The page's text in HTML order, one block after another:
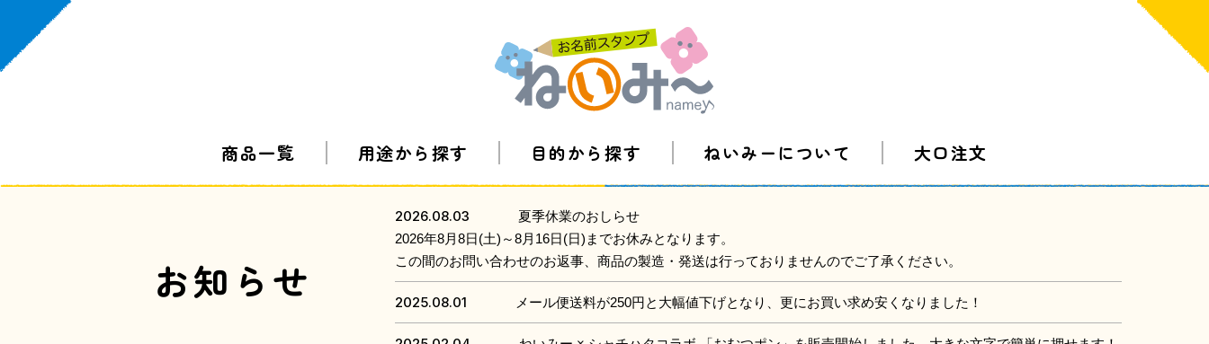
商品一覧 用途から探す 目的から探す ねいみーについて 大口注文
お知らせ
2026.08.03
夏季休業のおしらせ
2026年8月8日(土)～8月16日(日)までお休みとなります。
この間のお問い合わせのお返事、商品の製造・発送は行っておりませんのでご了承ください。
2025.08.01 メール便送料が250円と大幅値下げとなり、更にお買い求め安くなりました！